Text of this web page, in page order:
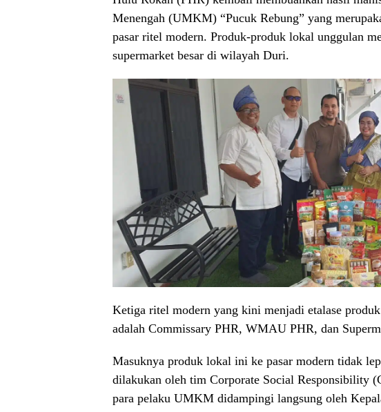
Menengah (UMKM) “Pucuk Rebung” yang
pasar ritel modern. Produk-produk lokal unggulan
supermarket besar di wilayah Duri.
Ketiga ritel modern yang kini menjadi etalase
adalah Commissary PHR, WMAU PHR, dan
Masuknya produk lokal ini ke pasar modern tidak
dilakukan oleh tim Corporate Social Responsibility
para pelaku UMKM didampingi langsung oleh